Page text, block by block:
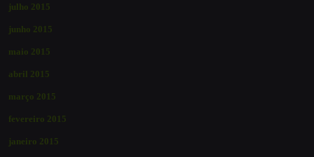
julho 2015
junho 2015
maio 2015
abril 2015
março 2015
fevereiro 2015
janeiro 2015